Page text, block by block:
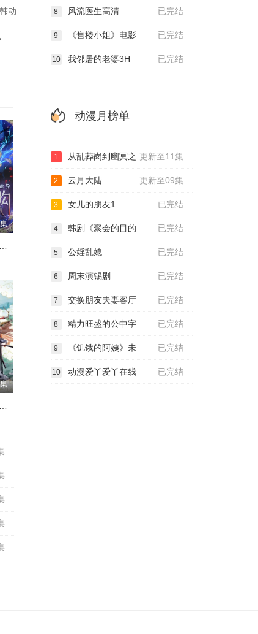
动
全民诡异：开局掌握零元购·动态漫画
已完结
8 风流医生高清
已完结
9 《售楼小姐》电影
已完结
10 我邻居的老婆3H
动漫月榜单
更新至11集
1 从乱葬岗到幽冥之
更新至09集
2 云月大陆
已完结
3 女儿的朋友1
已完结
4 韩剧《聚会的目的
已完结
5 公婬乱媳
已完结
6 周末演锡剧
已完结
7 交换朋友夫妻客厅
已完结
8 精力旺盛的公中字
已完结
9 《饥饿的阿姨》未
已完结
10 动漫爱丫爱丫在线